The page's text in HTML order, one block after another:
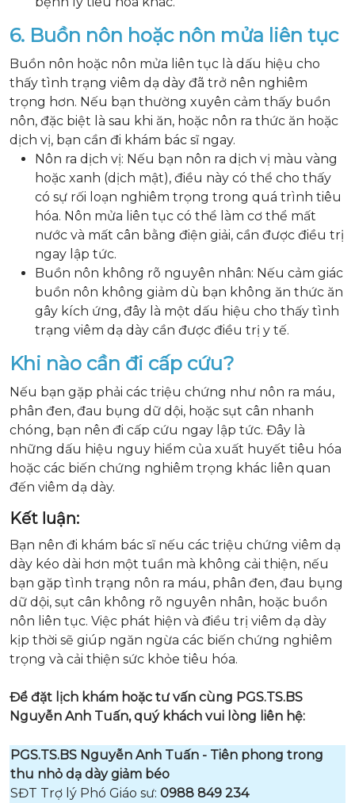
6. Buồn nôn hoặc nôn mửa liên tục
Buồn nôn hoặc nôn mửa liên tục là dấu hiệu cho
thấy tình trạng viêm dạ dày đã trở nên nghiêm
trọng hơn. Nếu bạn thường xuyên cảm thấy buồn
nôn, đặc biệt là sau khi ăn, hoặc nôn ra thức ăn hoặc
dịch vị, bạn cần đi khám bác sĩ ngay.
Nôn ra dịch vị: Nếu bạn nôn ra dịch vị màu vàng
hoặc xanh (dịch mật), điều này có thể cho thấy
có sự rối loạn nghiêm trọng trong quá trình tiêu
hóa. Nôn mửa liên tục có thể làm cơ thể mất
nước và mất cân bằng điện giải, cần được điều trị
ngay lập tức.
Buồn nôn không rõ nguyên nhân: Nếu cảm giác
buồn nôn không giảm dù bạn không ăn thức ăn
gây kích ứng, đây là một dấu hiệu cho thấy tình
trạng viêm dạ dày cần được điều trị y tế.
Khi nào cần đi cấp cứu?
Nếu bạn gặp phải các triệu chứng như nôn ra máu,
phân đen, đau bụng dữ dội, hoặc sụt cân nhanh
chóng, bạn nên đi cấp cứu ngay lập tức. Đây là
những dấu hiệu nguy hiểm của xuất huyết tiêu hóa
hoặc các biến chứng nghiêm trọng khác liên quan
đến viêm dạ dày.
Kết luận:
Bạn nên đi khám bác sĩ nếu các triệu chứng viêm dạ
dày kéo dài hơn một tuần mà không cải thiện, nếu
bạn gặp tình trạng nôn ra máu, phân đen, đau bụng
dữ dội, sụt cân không rõ nguyên nhân, hoặc buồn
nôn liên tục. Việc phát hiện và điều trị viêm dạ dày
kịp thời sẽ giúp ngăn ngừa các biến chứng nghiêm
trọng và cải thiện sức khỏe tiêu hóa.
Để đặt lịch khám hoặc tư vấn cùng PGS.TS.BS
Nguyễn Anh Tuấn, quý khách vui lòng liên hệ:
PGS.TS.BS Nguyễn Anh Tuấn - Tiên phong trong
thu nhỏ dạ dày giảm béo
SĐT Trợ lý Phó Giáo sư: 0988 849 234